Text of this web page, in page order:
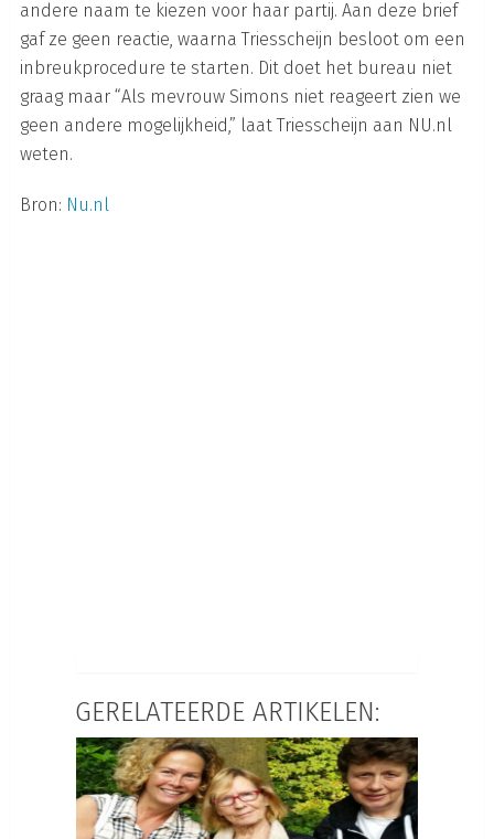
andere naam te kiezen voor haar partij. Aan deze brief
gaf ze geen reactie, waarna Triesscheijn besloot om een
inbreukprocedure te starten. Dit doet het bureau niet
graag maar “Als mevrouw Simons niet reageert zien we
geen andere mogelijkheid,” laat Triesscheijn aan NU.nl
weten.
Bron: Nu.nl
GERELATEERDE ARTIKELEN: